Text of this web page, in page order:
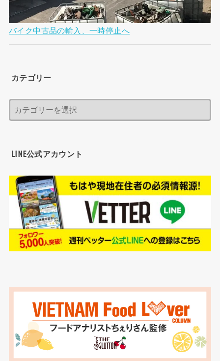
バイク中古品の輸入、一時停止へ
カテゴリー
LINE公式アカウント